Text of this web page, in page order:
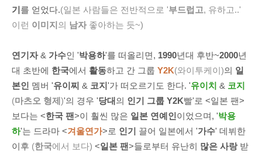
기를 얻었다.(일본 사람들은 전반적으로 '부드럽고, 유하고..'
이런 이미지 의 남자좋아하는 듯~)
연기자& 가수인 '박용하'를 떠올리면, 1990년대 후반~2000년
대 초반에 한국에서 활동하고 간 그룹 Y2K(와이투케이)의 일
본인 멤버 '유이찌 & 코지'가 떠오르기도 한다. '유이치 & 코지
(마츠오 형제 )'의 경우 '당대 의 인기 그룹 Y2K빨'로 <일본 팬>
보다는 <한국 팬>이 훨씬 많은 일본 연예인이었으며, '박용
하'는 드라마 <겨울연가>로 인기 끌어 일본에서 '가수' 데뷔한
이후 (한국에서 보다) <일본 팬>들로부터 유난히 많은 사랑받